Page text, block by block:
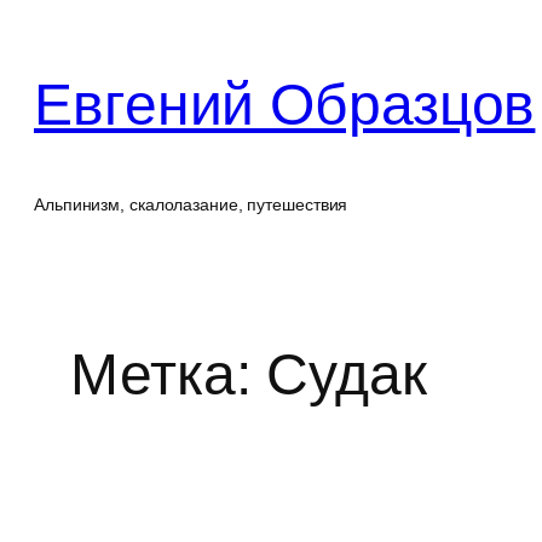
содержимому
Евгений Образцов
Альпинизм, скалолазание, путешествия
Метка: Судак